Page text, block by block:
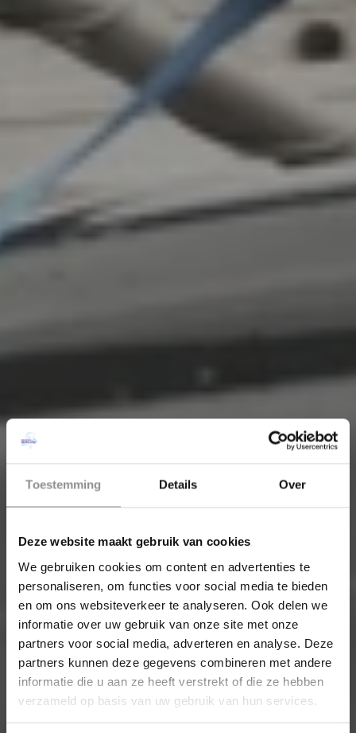
Toestemming Details Over
Deze website maakt gebruik van cookies
We gebruiken cookies om content en advertenties te
personaliseren, om functies voor social media te bieden
en om ons websiteverkeer te analyseren. Ook delen we
informatie over uw gebruik van onze site met onze
partners voor social media, adverteren en analyse. Deze
partners kunnen deze gegevens combineren met andere
informatie die u aan ze heeft verstrekt of die ze hebben
verzameld op basis van uw gebruik van hun services.